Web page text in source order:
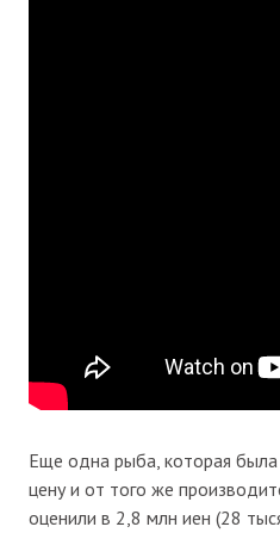
Еще одна рыба, которая
цену и от того же
оценили в 2,8 млн иен (28